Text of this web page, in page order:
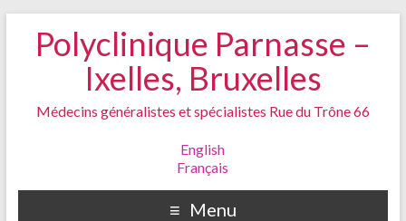
Polyclinique Parnasse –
Ixelles, Bruxelles
Médecins généralistes et spécialistes Rue du Trône 66
English
Français
Menu